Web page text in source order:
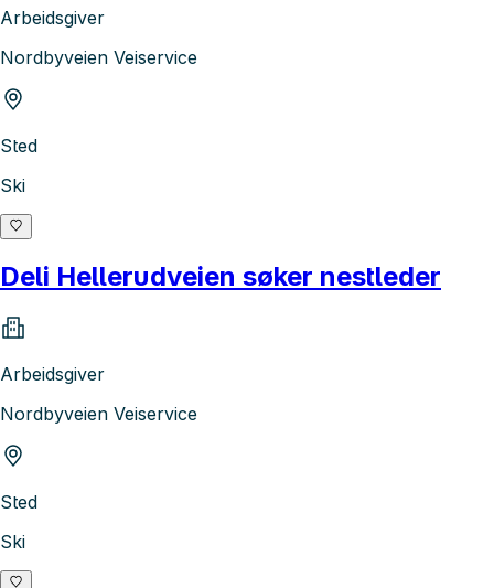
Arbeidsgiver
Nordbyveien Veiservice
Sted
Ski
Deli Hellerudveien søker nestleder
Arbeidsgiver
Nordbyveien Veiservice
Sted
Ski